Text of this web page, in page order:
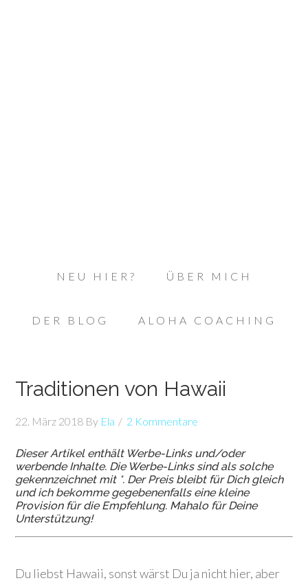
NEU HIER? ÜBER MICH
DER BLOG ALOHA COACHING
Traditionen von Hawaii
22. März 2018 By Ela 2 Kommentare
Dieser Artikel enthält Werbe-Links und/oder
werbende Inhalte. Die Werbe-Links sind als solche
gekennzeichnet mit *. Der Preis bleibt für Dich gleich
und ich bekomme gegebenenfalls eine kleine
Provision für die Empfehlung. Mahalo für Deine
Unterstützung!
Du liebst Hawaii, sonst wärst Du ja nicht hier, aber